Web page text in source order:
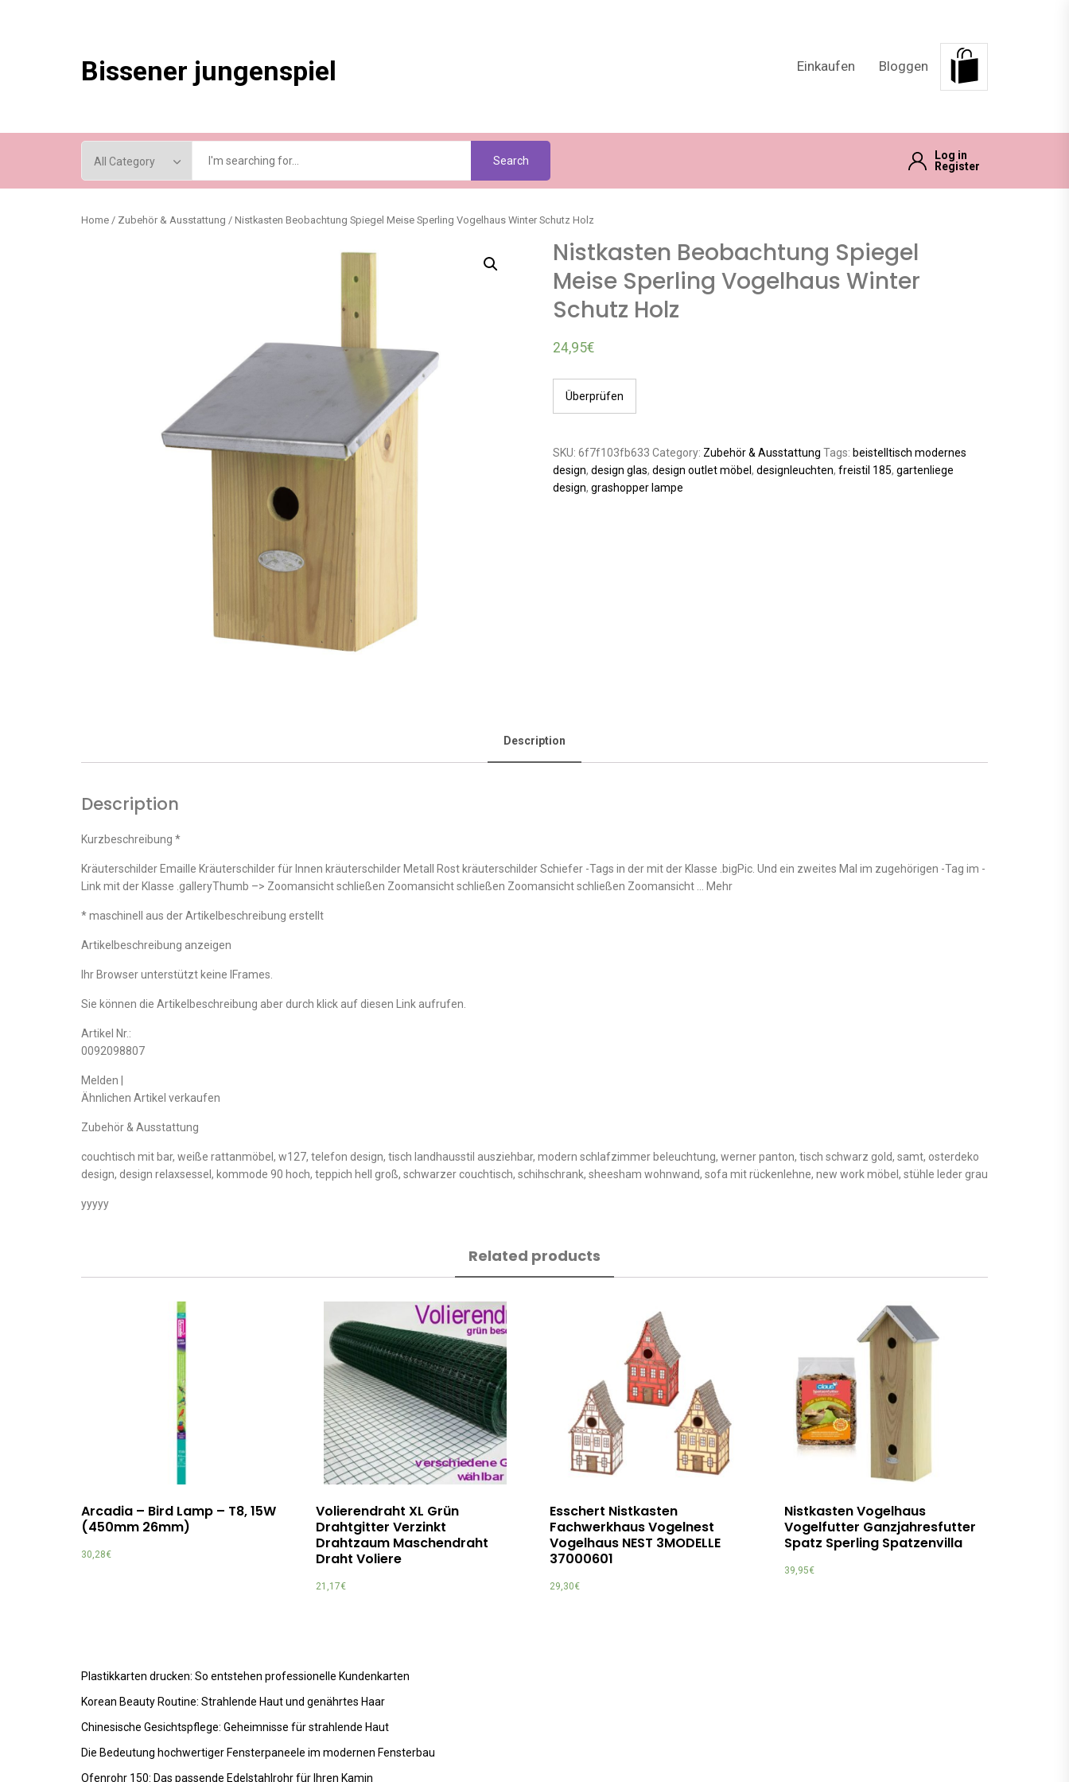
Bissener jungenspiel Einkaufen Bloggen
Search
Log in
Register
Home / Zubehör & Ausstattung / Nistkasten Beobachtung Spiegel Meise Sperling Vogelhaus Winter Schutz Holz
Nistkasten Beobachtung Spiegel
Meise Sperling Vogelhaus Winter
Schutz Holz
24,95€
Überprüfen
SKU: 6f7f103fb633 Category: Zubehör & Ausstattung Tags: beistelltisch modernes
design, design glas, design outlet möbel , designleuchten, freistil 185, gartenliege
design, grashopper lampe
Description
Description
Kurzbeschreibung *
Kräuterschilder Emaille Kräuterschilder für Innen kräuterschilder Metall Rost kräuterschilder Schiefer -Tags in der mit der Klasse .bigPic. Und ein zweites Mal im zugehörigen -Tag im -
Link mit der Klasse .galleryThumb –> Zoomansicht schließen Zoomansicht schließen Zoomansicht schließen Zoomansicht … Mehr
* maschinell aus der Artikelbeschreibung erstellt
Artikelbeschreibung anzeigen
Ihr Browser unterstützt keine IFrames.
Sie können die Artikelbeschreibung aber durch klick auf diesen Link aufrufen.
Artikel Nr.:
0092098807
Melden |
Ähnlichen Artikel verkaufen
Zubehör & Ausstattung
couchtisch mit bar, weiße rattanmöbel, w127, telefon design, tisch landhausstil ausziehbar, modern schlafzimmer beleuchtung, werner panton, tisch schwarz gold, samt, osterdeko
design, design relaxsessel, kommode 90 hoch, teppich hell groß, schwarzer couchtisch, schihschrank, sheesham wohnwand, sofa mit rückenlehne, new work möbel, stühle leder grau
yyyyy
Related products
Arcadia – Bird Lamp – T8, 15W
(450mm 26mm)
30,28€
Volierendraht XL Grün
Drahtgitter Verzinkt
Drahtzaum Maschendraht
Draht Voliere
21,17€
Esschert Nistkasten
Fachwerkhaus Vogelnest
Vogelhaus NEST 3MODELLE
37000601
29,30€
Nistkasten Vogelhaus
Vogelfutter Ganzjahresfutter
Spatz Sperling Spatzenvilla
39,95€
Plastikkarten drucken: So entstehen professionelle Kundenkarten
Korean Beauty Routine: Strahlende Haut und genährtes Haar
Chinesische Gesichtspflege: Geheimnisse für strahlende Haut
Die Bedeutung hochwertiger Fensterpaneele im modernen Fensterbau
Ofenrohr 150: Das passende Edelstahlrohr für Ihren Kamin